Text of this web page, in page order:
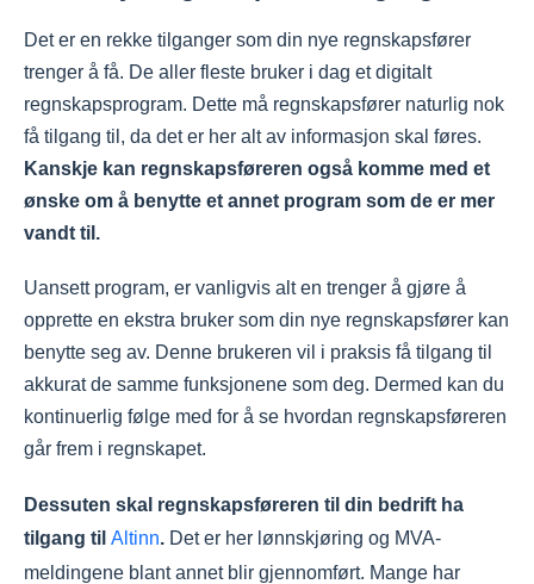
Det er en rekke tilganger som din nye regnskapsfører
trenger å få. De aller fleste bruker i dag et digitalt
regnskapsprogram. Dette må regnskapsfører naturlig nok
få tilgang til, da det er her alt av informasjon skal føres.
Kanskje kan regnskapsføreren også komme med et
ønske om å benytte et annet program som de er mer
vandt til.
Uansett program, er vanligvis alt en trenger å gjøre å
opprette en ekstra bruker som din nye regnskapsfører kan
benytte seg av. Denne brukeren vil i praksis få tilgang til
akkurat de samme funksjonene som deg. Dermed kan du
kontinuerlig følge med for å se hvordan regnskapsføreren
går frem i regnskapet.
Dessuten skal regnskapsføreren til din bedrift ha
tilgang til Altinn. Det er her lønnskjøring og MVA-
meldingene blant annet blir gjennomført. Mange har